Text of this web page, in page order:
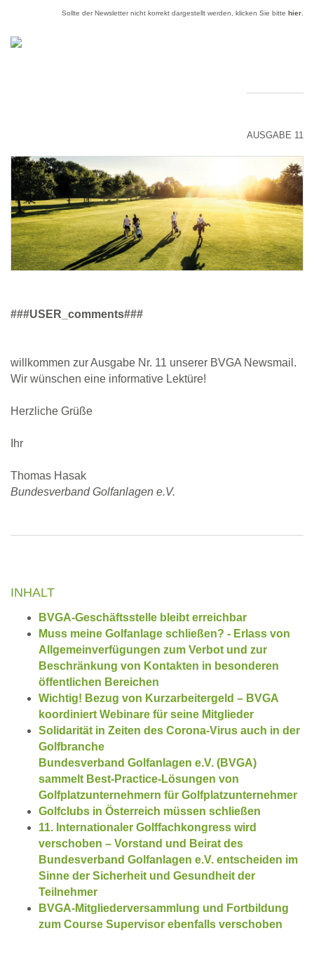
Sollte der Newsletter nicht korrekt dargestellt werden, klicken Sie bitte hier
AUSGABE 11
###USER_comments###
willkommen zur Ausgabe Nr. 11 unserer BVGA Newsmail.
Wir wünschen eine informative Lektüre!
Herzliche Grüße
Ihr
Thomas Hasak
Bundesverband Golfanlagen e.V.
INHALT
BVGA-Geschäftsstelle bleibt erreichbar
Muss meine Golfanlage schließen? - Erlass von
Allgemeinverfügungen zum Verbot und zur
Beschränkung von Kontakten in besonderen
öffentlichen Bereichen
Wichtig! Bezug von Kurzarbeitergeld – BVGA
koordiniert Webinare für seine Mitglieder
Solidarität in Zeiten des Corona-Virus auch in der
Golfbranche
Bundesverband Golfanlagen e.V. (BVGA)
sammelt Best-Practice-Lösungen von
Golfplatzunternehmern für Golfplatzunternehmer
Golfclubs in Österreich müssen schließen
11. Internationaler Golffachkongress wird
verschoben – Vorstand und Beirat des
Bundesverband Golfanlagen e.V. entscheiden im
Sinne der Sicherheit und Gesundheit der
Teilnehmer
BVGA-Mitgliederversammlung und Fortbildung
zum Course Supervisor ebenfalls verschoben